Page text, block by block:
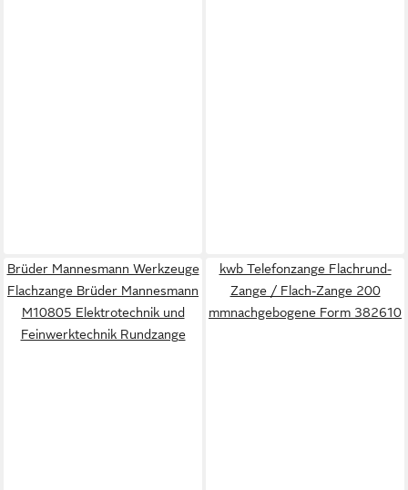
Brüder Mannesmann Werkzeuge
Flachzange Brüder Mannesmann
M10805 Elektrotechnik und
Feinwerktechnik Rundzange
kwb Telefonzange Flachrund-
Zange / Flach-Zange 200
mmnachgebogene Form 382610